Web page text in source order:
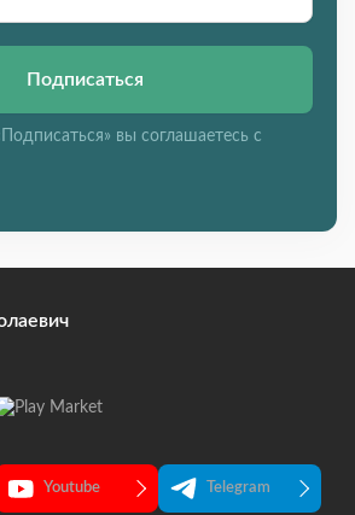
Подписаться
вы соглашаетесь с
Youtube Telegram